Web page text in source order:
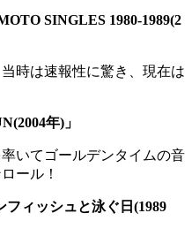
SINGLES 1980-1989(2
時は速報性に驚き、現在は
年)」
いてゴールデンタイムの音
ール！
ィッシュと泳ぐ日(1989